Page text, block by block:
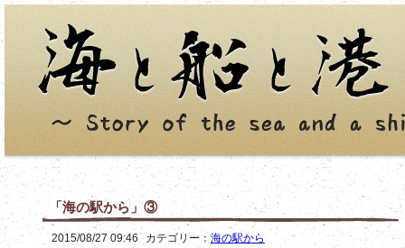
「海の駅から」③
2015/08/27 09:46 カテゴリー： 海の駅から